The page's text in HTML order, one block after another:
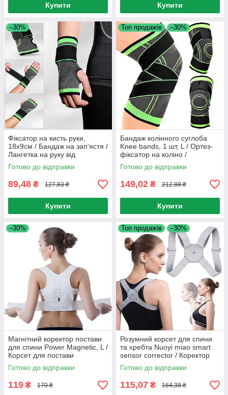
Купити Купити
–30%
Фіксатор на кисть руки,
18х9см / Бандаж на зап'ястя /
Лангетка на руку від
перевантажень / Еластична
пов'язка на кисть руки
Готово до відправки
89,48 ₴ 127,83 ₴
Купити
Топ продажів –30%
Бандаж колінного суглоба
Knee bands, 1 шт, L / Ортез-
фіксатор на коліно /
Еластичний наколінник
Готово до відправки
149,02 ₴ 212,88 ₴
Купити
–30%
Магнітний коректор постави
для спини Power Magnetic, L /
Корсет для постави
ортопедичний
Готово до відправки
119 ₴ 170 ₴
Топ продажів –30%
Розумний корсет для спини
та хребта Nuoyi miao smart
sensor corrector / Коректор
постави з вібрацією
Готово до відправки
115,07 ₴ 164,38 ₴